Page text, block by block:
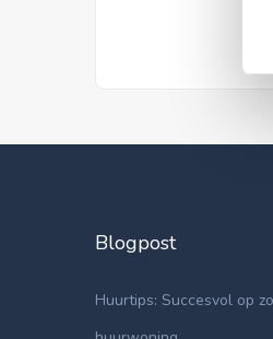
Blogpost
Huurtips: Succesvol op